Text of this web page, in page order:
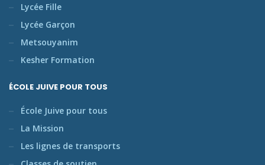
Lycée Fille
Lycée Garçon
Metsouyanim
Kesher Formation
ÉCOLE JUIVE POUR TOUS
École Juive pour tous
La Mission
Les lignes de transports